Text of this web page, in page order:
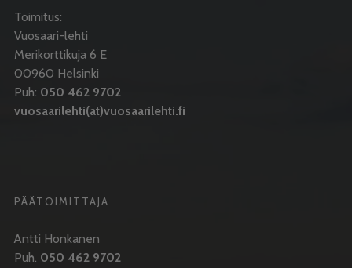
Toimitus:
Vuosaari-lehti
Merikorttikuja 6 E
00960 Helsinki
Puh: 050 462 9702
vuosaarilehti(at)vuosaarilehti.fi
PÄÄTOIMITTAJA
Antti Honkanen
Puh. 050 462 9702